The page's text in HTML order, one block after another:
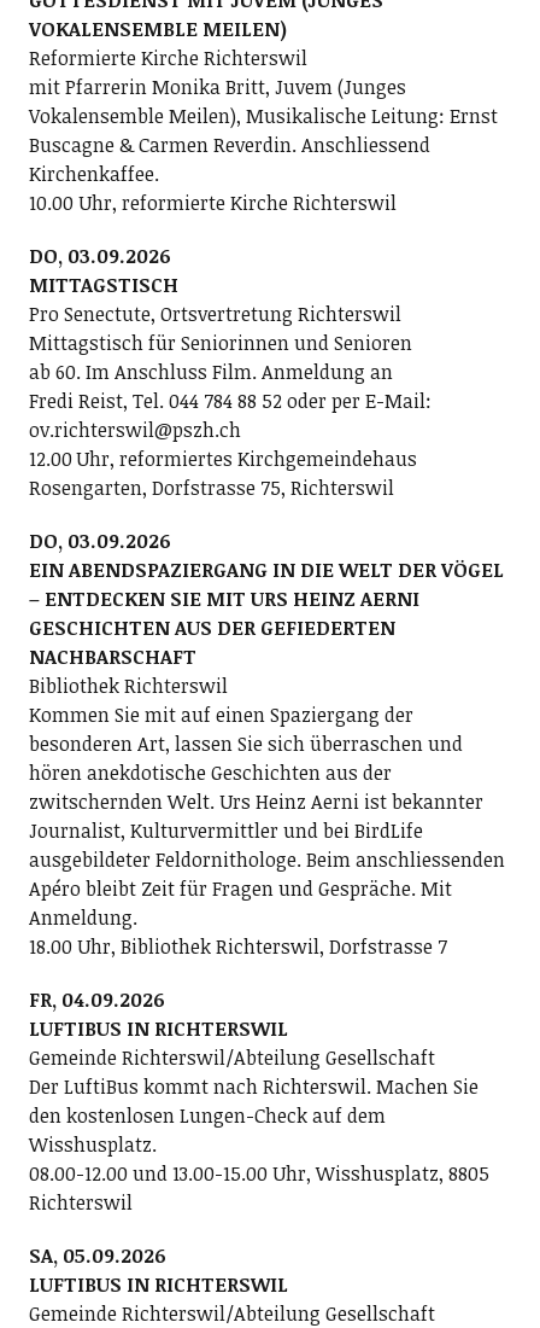
VOKALENSEMBLE MEILEN)
Reformierte Kirche Richterswil
mit Pfarrerin Monika Britt, Juvem (Junges
Vokalensemble Meilen), Musikalische Leitung: Ernst
Buscagne & Carmen Reverdin. Anschliessend
Kirchenkaffee.
10.00 Uhr, reformierte Kirche Richterswil
DO, 03.09.2026
MITTAGSTISCH
Pro Senectute, Ortsvertretung Richterswil
Mittagstisch für Seniorinnen und Senioren
ab 60. Im Anschluss Film. Anmeldung an
Fredi Reist, Tel. 044 784 88 52 oder per E-Mail:
ov.richterswil@pszh.ch
12.00 Uhr, reformiertes Kirchgemeindehaus
Rosengarten, Dorfstrasse 75, Richterswil
DO, 03.09.2026
EIN ABENDSPAZIERGANG IN DIE WELT DER VÖGEL
– ENTDECKEN SIE MIT URS HEINZ AERNI
GESCHICHTEN AUS DER GEFIEDERTEN
NACHBARSCHAFT
Bibliothek Richterswil
Kommen Sie mit auf einen Spaziergang der
besonderen Art, lassen Sie sich überraschen und
hören anekdotische Geschichten aus der
zwitschernden Welt. Urs Heinz Aerni ist bekannter
Journalist, Kulturvermittler und bei BirdLife
ausgebildeter Feldornithologe. Beim anschliessenden
Apéro bleibt Zeit für Fragen und Gespräche. Mit
Anmeldung.
18.00 Uhr, Bibliothek Richterswil, Dorfstrasse 7
FR, 04.09.2026
LUFTIBUS IN RICHTERSWIL
Gemeinde Richterswil/Abteilung Gesellschaft
Der LuftiBus kommt nach Richterswil. Machen Sie
den kostenlosen Lungen-Check auf dem
Wisshusplatz.
08.00-12.00 und 13.00-15.00 Uhr, Wisshusplatz, 8805
Richterswil
SA, 05.09.2026
LUFTIBUS IN RICHTERSWIL
Gemeinde Richterswil/Abteilung Gesellschaft